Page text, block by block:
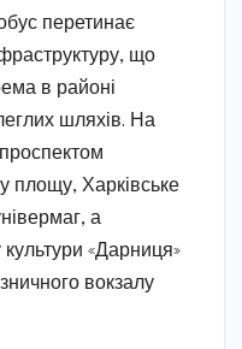
перетинає
що
в районі
шляхів. На
площу, Харківське
а
«Дарниця»
вокзалу